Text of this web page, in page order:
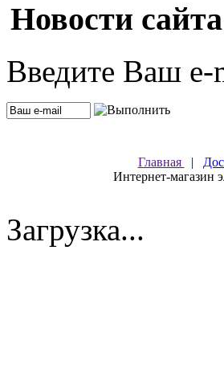
Новости сайта
Введите Ваш e-
Главная |
Интернет-магазин
Загрузка...